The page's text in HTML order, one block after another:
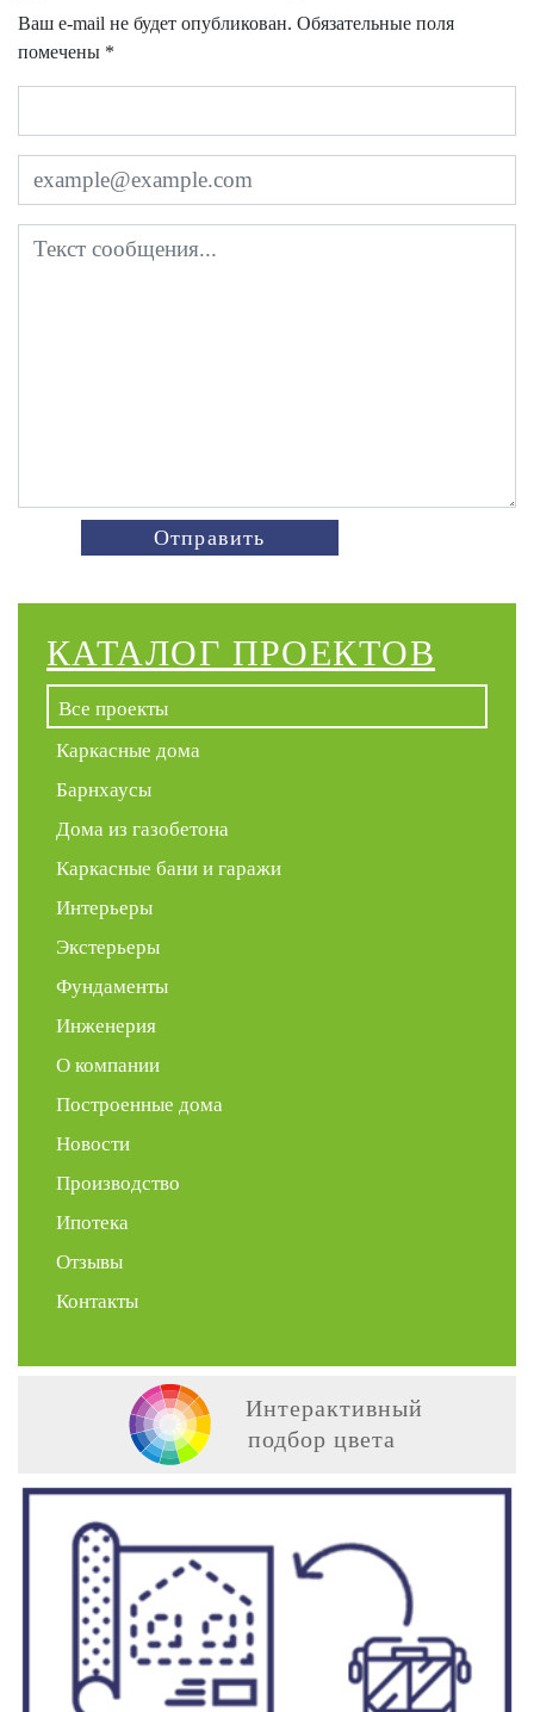
Ваш e-mail не будет опубликован. Обязательные поля
помечены *
КАТАЛОГ ПРОЕКТОВ
Все проекты
Каркасные дома
Барнхаусы
Дома из газобетона
Каркасные бани и гаражи
Интерьеры
Экстерьеры
Фундаменты
Инженерия
О компании
Построенные дома
Новости
Производство
Ипотека
Отзывы
Контакты
Интерактивный
подбор цвета